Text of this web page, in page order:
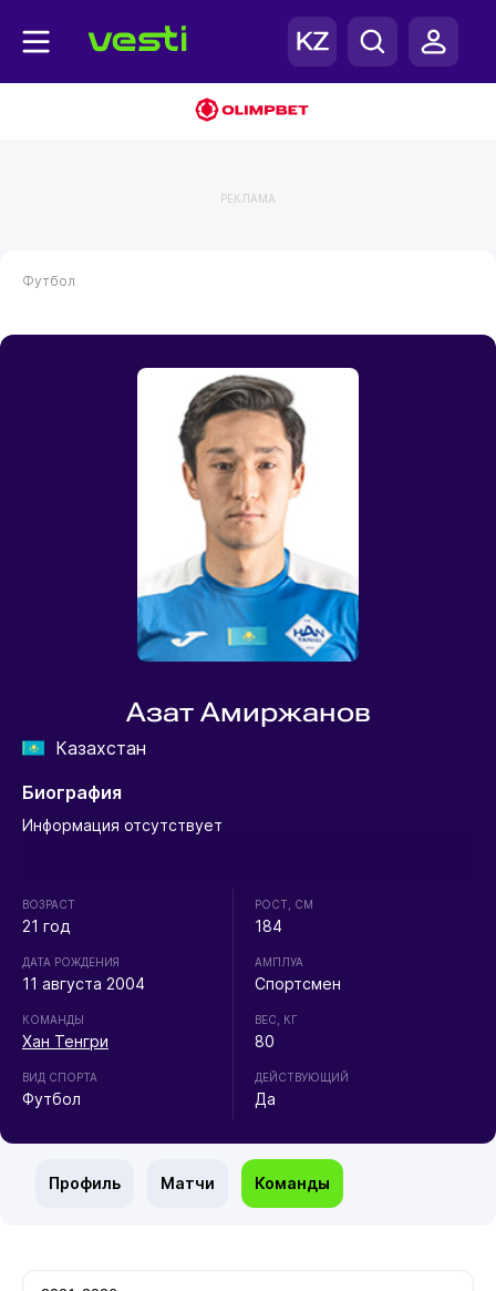
РЕКЛАМА
Футбол
Азат Амиржанов
Казахстан
Биография
Информация отсутствует
ВОЗРАСТ
21 год
ДАТА РОЖДЕНИЯ
11 августа 2004
КОМАНДЫ
Хан Тенгри
ВИД СПОРТА
Футбол
РОСТ, СМ
184
АМПЛУА
Спортсмен
ВЕС, КГ
80
ДЕЙСТВУЮЩИЙ
Да
Профиль Матчи Команды